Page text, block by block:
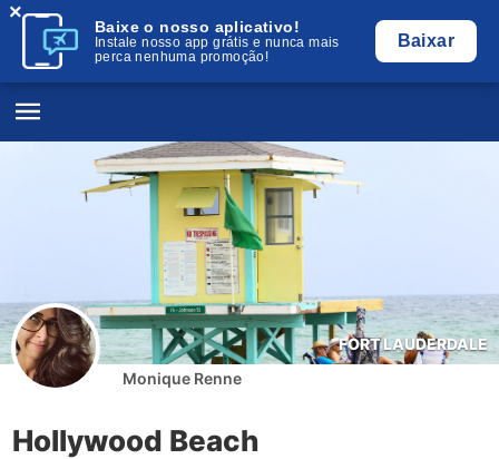
Baixe o nosso aplicativo!
Instale nosso app grátis e nunca mais
perca nenhuma promoção!
Baixar
×
FORT LAUDERDALE
Monique Renne
Hollywood Beach